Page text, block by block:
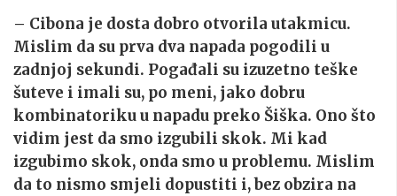
– Cibona je dosta dobro otvorila utakmicu.
Mislim da su prva dva napada pogodili u
zadnjoj sekundi. Pogađali su izuzetno teške
šuteve i imali su, po meni, jako dobru
kombinatoriku u napadu preko Šiška. Ono što
vidim jest da smo izgubili skok. Mi kad
izgubimo skok, onda smo u problemu. Mislim
da to nismo smjeli dopustiti i, bez obzira na